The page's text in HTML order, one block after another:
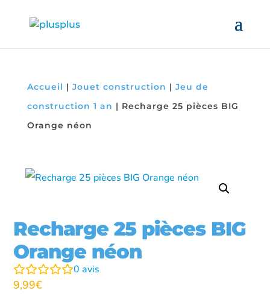
Accueil | Jouet construction | Jeu de
construction 1 an | Recharge 25 pièces BIG
Orange néon
Recharge 25 pièces BIG
Orange néon
0 avis
9,99€